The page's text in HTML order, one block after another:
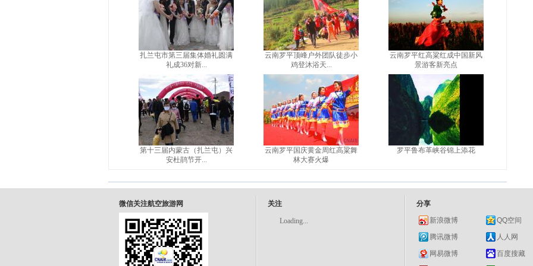
扎兰屯市第三届集体婚礼圆满
礼成36对新...
第十三届内蒙古（扎兰屯）兴
安杜鹃节开...
云南罗平顶峰户外团队徒步小
鸡登沐浴天...
云南罗平国庆黄金周红高粱舞
林大赛火爆
云南罗平红高粱红成中国新风
景游客新亮点
罗平鲁布革峡谷锦上添花
微信关注航空旅游网 关注
Loading...
分享
新浪微博
QQ空间
腾讯微博
人人网
网易微博
百度搜藏